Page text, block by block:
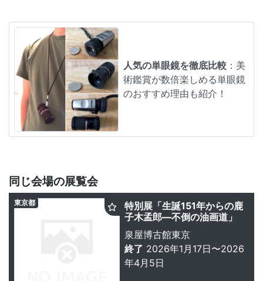
人気の単眼鏡を徹底比較 ：美
術鑑賞が数倍楽しめる単眼鏡
のおすすめ理由も紹介！
同じ会場の展覧会
特別展「生誕151年からの鹿
子木孟郎―不倒の油画道」
泉屋博古館東京
終了 2026年1月17日〜2026
年4月5日
東京都